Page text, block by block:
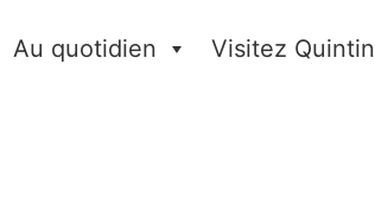
Au quotidien Visitez Quintin